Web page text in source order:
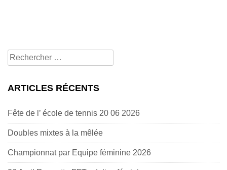
Rechercher
pour:
ARTICLES RÉCENTS
Fête de l’ école de tennis 20 06 2026
Doubles mixtes à la mêlée
Championnat par Equipe féminine 2026